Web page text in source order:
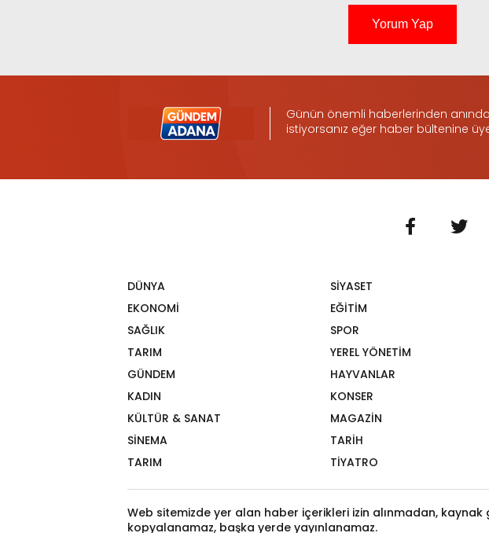
Yorum Yap
Günün önemli haberlerinden
istiyorsanız eğer haber bültenine
DÜNYA
SİYASET
EKONOMİ
EĞİTİM
SAĞLIK
SPOR
TARIM
YEREL YÖNETİM
GÜNDEM
HAYVANLAR
KADIN
KONSER
KÜLTÜR & SANAT
MAGAZİN
SİNEMA
TARİH
TARIM
TİYATRO
Web sitemizde yer alan haber içerikleri izin alınmadan,
kopyalanamaz, başka yerde yayınlanamaz.